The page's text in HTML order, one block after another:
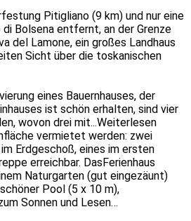
Pitigliano (9 km) und nur eine
Bolsena entfernt, an der Grenze
del Lamone, ein großes Landhaus
Sicht über die toskanischen
eines Bauernhauses, der
ist schön erhalten, sind vier
wovon drei mit...Weiterlesen
vermietet werden: zwei
Erdgeschoß, eines im ersten
erreichbar. DasFerienhaus
Naturgarten (gut eingezäunt)
Pool (5 x 10 m),
Sonnen und Lesen…